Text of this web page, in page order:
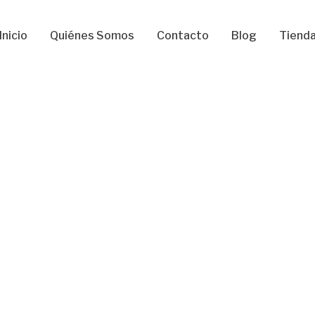
Inicio Quiénes Somos Contacto Blog Tienda